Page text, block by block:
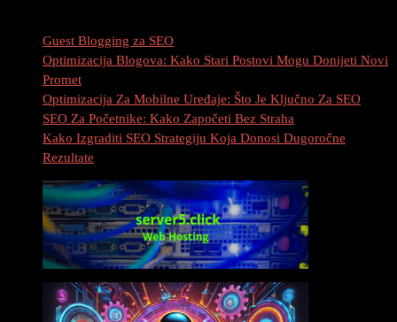
Guest Blogging za SEO
Optimizacija Blogova: Kako Stari Postovi Mogu Donijeti Novi
Promet
Optimizacija Za Mobilne Uređaje: Što Je Ključno Za SEO
SEO Za Početnike: Kako Započeti Bez Straha
Kako Izgraditi SEO Strategiju Koja Donosi Dugoročne
Rezultate